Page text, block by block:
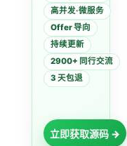
3.2 按字节流的·处理流写入写出文件
20. 网络操作IO讲解
21. 网络操作IO编程演变历史
高并发·微服务
Offer 导向
持续更新
2900+ 同行交流
3 天包退
立即获取源码 →